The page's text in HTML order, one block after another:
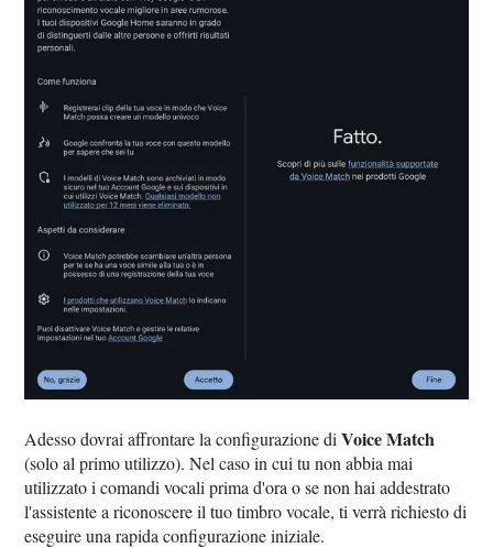
Adesso dovrai affrontare la configurazione diVoice Match
(solo al primo utilizzo). Nel caso in cui tu non abbia mai
utilizzato i comandi vocali prima d'ora o se non hai addestrato
l'assistente a riconoscere il tuo timbro vocale, ti verrà richiesto di
eseguire una rapida configurazione iniziale.